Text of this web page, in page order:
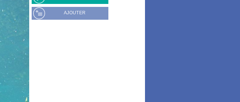
AJOUTER